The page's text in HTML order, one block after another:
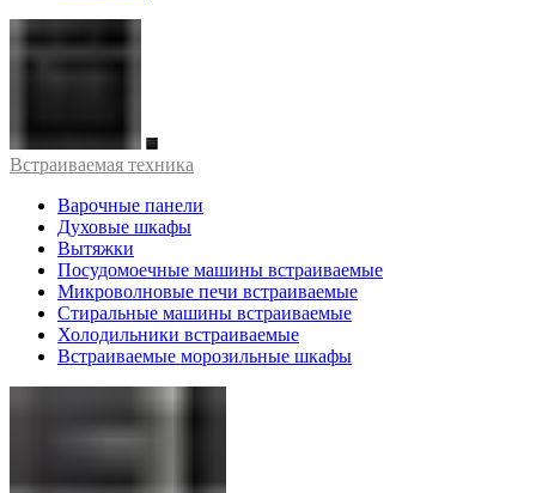
Встраиваемая техника
Варочные панели
Духовые шкафы
Вытяжки
Посудомоечные машины встраиваемые
Микроволновые печи встраиваемые
Стиральные машины встраиваемые
Холодильники встраиваемые
Встраиваемые морозильные шкафы